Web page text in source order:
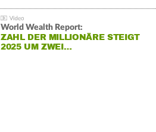
World Wealth Report:
ZAHL DER MILLIONÄRE STEIGT
2025 UM ZWEI…